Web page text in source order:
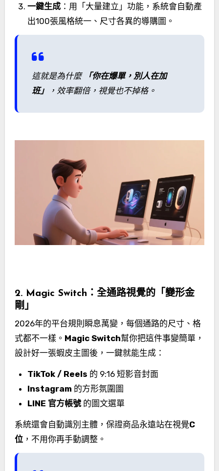
一鍵生成：用「大量建立」功能，系統會自動產
出100張風格統一、尺寸各異的導購圖。
這就是為什麼 「你在爆單，別人在加
班」
，效率翻倍，視覺也不掉格。
2. Magic Switch：全通路視覺的「變形金
剛」
2026年的平台規則瞬息萬變，每個通路的尺寸、格
式都不一樣。 Magic Switch幫你把這件事變簡單，
設計好一張蝦皮主圖後，一鍵就能生成：
TikTok / Reels 的 9:16 短影音封面
Instagram 的方形氛圍圖
LINE 官方帳號的圖文選單
系統還會自動識別主體，保證商品永遠站在視覺C
位，不用你再手動調整。